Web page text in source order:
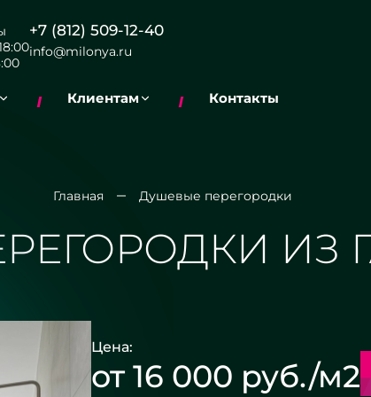
+7 (812) 509-12-40
info@milonya.ru
Клиентам Контакты
Главная Душевые перегородки
ИЗ
Цена:
от 16 000 руб./м2